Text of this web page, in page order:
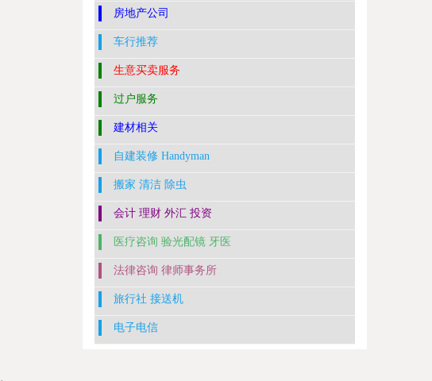
房地产公司
车行推荐
生意买卖服务
过户服务
建材相关
自建装修 Handyman
搬家 清洁 除虫
会计 理财 外汇 投资
医疗咨询 验光配镜 牙医
法律咨询 律师事务所
旅行社 接送机
电子电信